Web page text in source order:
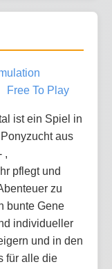
Free To Play
ist ein Spiel in
aus
,
pflegt und
zu
bunte Gene
individueller
und in den
für alle die